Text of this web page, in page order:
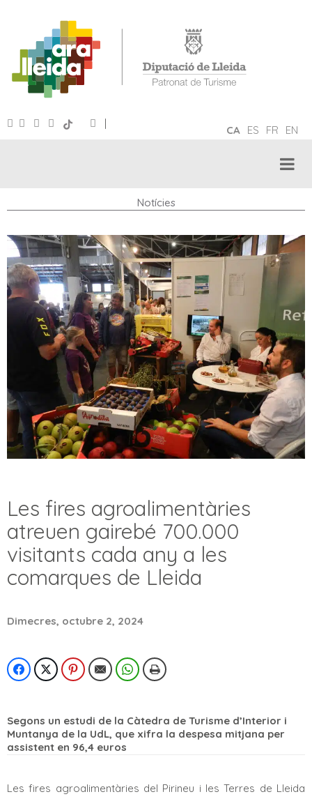
CA ES FR EN
|
Notícies
Les fires agroalimentàries
atreuen gairebé 700.000
visitants cada any a les
comarques de Lleida
Dimecres, octubre 2, 2024
Segons un estudi de la Càtedra de Turisme d’Interior i
Muntanya de la UdL, que xifra la despesa mitjana per
assistent en 96,4 euros
Les fires agroalimentàries del Pirineu i les Terres de Lleida